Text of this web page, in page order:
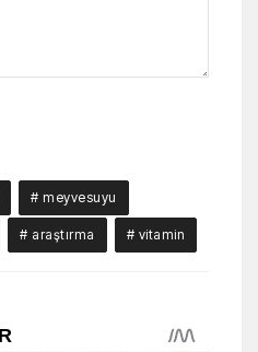
# meyvesuyu
# araştırma # vitamin